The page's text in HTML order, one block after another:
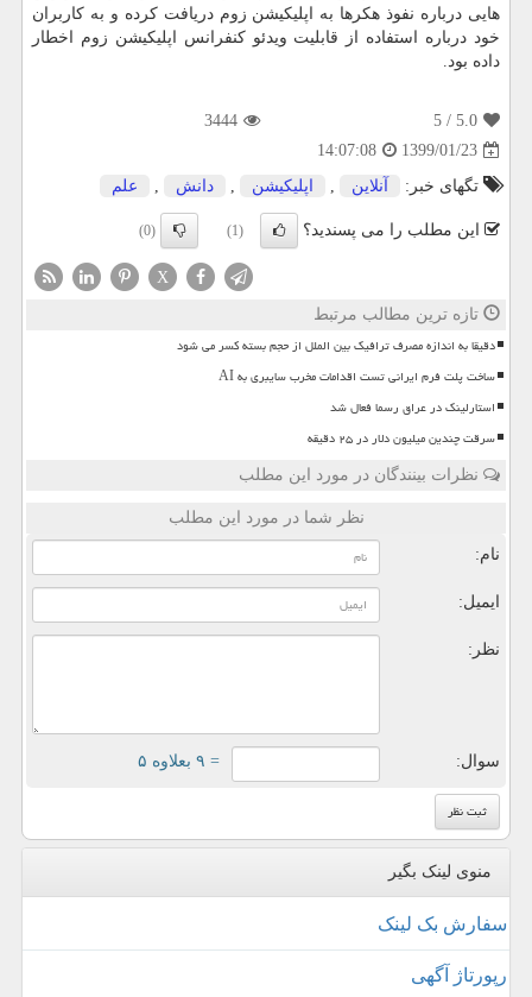
هایی درباره نفوذ هكرها به اپلیكیشن زوم دریافت كرده و به كاربران
خود درباره استفاده از قابلیت ویدئو كنفرانس اپلیكیشن زوم اخطار
داده بود.
5.0
/ 5
3444
1399/01/23
14:07:08
تگهای خبر:
آنلاین , اپلیكیشن , دانش , علم
این مطلب را می پسندید؟ (1)
(0)
X
تازه ترین مطالب مرتبط
دقیقا به اندازه مصرف ترافیک بین الملل از حجم بسته کسر می شود
ساخت پلت فرم ایرانی تست اقدامات مخرب سایبری به AI
استارلینک در عراق رسما فعال شد
سرقت چندین میلیون دلار در ۲۵ دقیقه
نظرات بینندگان در مورد این مطلب
نظر شما در مورد این مطلب
نام:
ایمیل:
نظر:
سوال: = ۹ بعلاوه ۵
منوی لینک بگیر
سفارش بک لینک
رپورتاژ آگهی